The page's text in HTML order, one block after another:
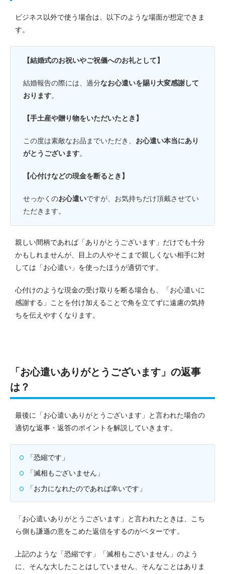
ビジネス以外で使う場合は、以下のような場面が想定できま
す。
【結婚式のお祝いやご祝儀へのお礼として】
結婚報告の際には、過分なお心遣いを賜り大変感謝して
おります。
【手土産や贈り物をいただいたとき】
この度は素敵なお品までいただき、 お心遣い本当にあり
がとうございます。
【心付けなどの現金を断るとき】
せっかくのお心遣いですが、お気持ちだけ頂戴させてい
ただきます。
親しい間柄であれば「ありがとうございます」だけでも十分
かもしれませんが、目上の人やそこまで親しくない相手に対
しては「お心遣い」を使ったほうが適切です。
心付けのような現金の受け取りを断る場合も、「お心遣いに
感謝する」ことを付け加えることで角を立てずに遠慮の気持
ちを伝えやすくなります。
「お心遣いありがとうございます」の返事
は？
最後に「お心遣いありがとうございます」と言われた場合の
適切な返事・返答のポイントを解説していきます。
「恐縮です」
「滅相もございません」
「お力になれたのであれば幸いです」
「お心遣いありがとうございます」と言われたときは、こち
ら側も謙遜の意をこめた返信をするのがベターです。
上記のような「恐縮です」「滅相もございません」のよう
に、そんな大したことはしていません、そんなことはありま